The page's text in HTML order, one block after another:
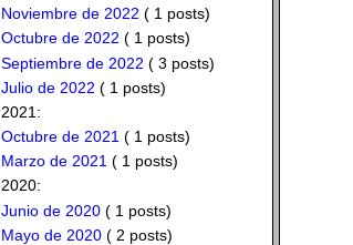
Noviembre de 2022 ( 1 posts)
Octubre de 2022 ( 1 posts)
Septiembre de 2022 ( 3 posts)
Julio de 2022 ( 1 posts)
2021:
Octubre de 2021 ( 1 posts)
Marzo de 2021( 1 posts)
2020:
Junio de 2020( 1 posts)
Mayo de 2020( 2 posts)